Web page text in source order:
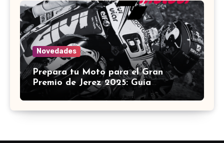
Novedades
Prepara tu Moto para el Gran
Premio de Jerez 2025: Guía
Definitiva de Accesorios